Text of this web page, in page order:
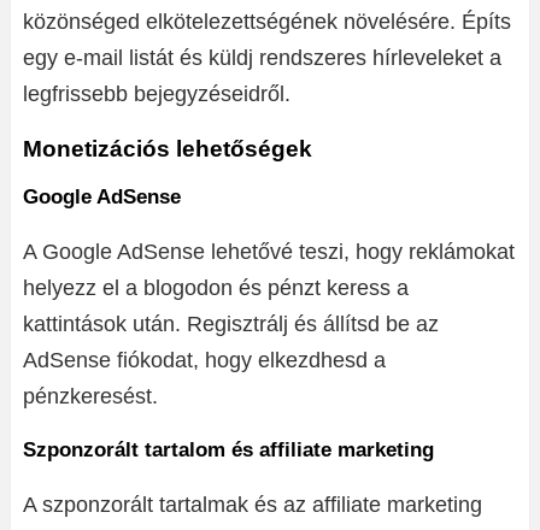
közönséged elkötelezettségének növelésére. Építs
egy e-mail listát és küldj rendszeres hírleveleket a
legfrissebb bejegyzéseidről.
Monetizációs lehetőségek
Google AdSense
A Google AdSense lehetővé teszi, hogy reklámokat
helyezz el a blogodon és pénzt keress a
kattintások után. Regisztrálj és állítsd be az
AdSense fiókodat, hogy elkezdhesd a
pénzkeresést.
Szponzorált tartalom és affiliate marketing
A szponzorált tartalmak és az affiliate marketing